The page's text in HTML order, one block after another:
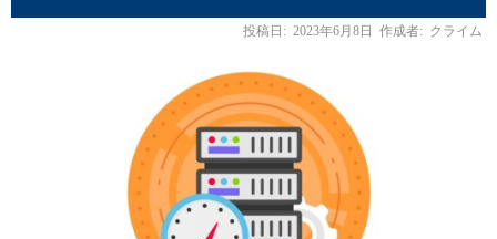
投稿日: 2023年6月8日 作成者: クライム